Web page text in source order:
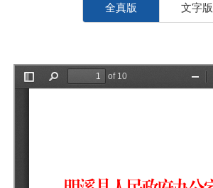
全真版 文字版